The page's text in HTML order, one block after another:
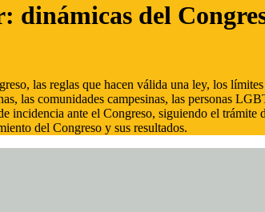
dinámicas del
las reglas que hacen válida una ley, los
las comunidades campesinas, las personas
incidencia ante el Congreso, siguiendo el
del Congreso y sus resultados.